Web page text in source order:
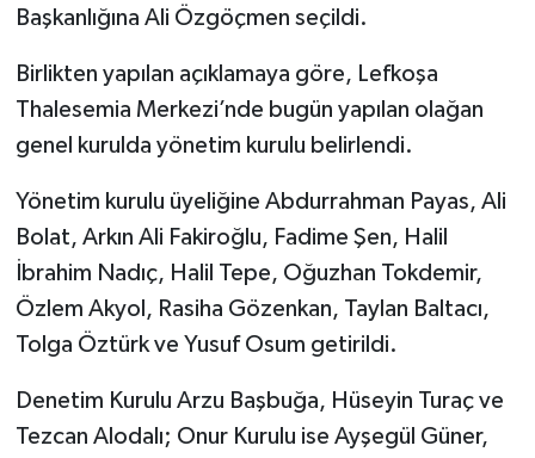
Başkanlığına Ali Özgöçmen seçildi.
Birlikten yapılan açıklamaya göre, Lefkoşa
Thalesemia Merkezi’nde bugün yapılan olağan
genel kurulda yönetim kurulu belirlendi.
Yönetim kurulu üyeliğine Abdurrahman Payas, Ali
Bolat, Arkın Ali Fakiroğlu, Fadime Şen, Halil
İbrahim Nadıç, Halil Tepe, Oğuzhan Tokdemir,
Özlem Akyol, Rasiha Gözenkan, Taylan Baltacı,
Tolga Öztürk ve Yusuf Osum getirildi.
Denetim Kurulu Arzu Başbuğa, Hüseyin Turaç ve
Tezcan Alodalı; Onur Kurulu ise Ayşegül Güner,